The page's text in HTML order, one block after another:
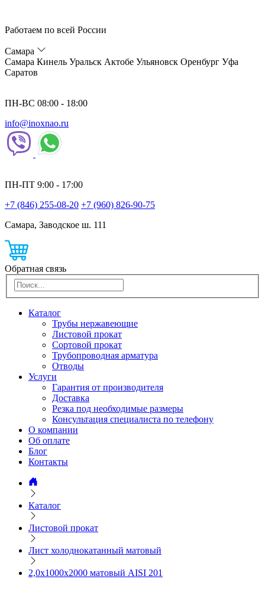
Работаем по всей России
Самара
Самара Кинель Уральск Актобе Ульяновск Оренбург Уфа
Саратов
ПН-ВС 08:00 - 18:00
info@inoxnao.ru
ПН-ПТ 9:00 - 17:00
+7 (846) 255-08-20 +7 (960) 826-90-75
Самара, Заводское ш. 111
Обратная связь
Каталог
Трубы нержавеющие
Листовой прокат
Сортовой прокат
Трубопроводная арматура
Отводы
Услуги
Гарантия от производителя
Доставка
Резка под необходимые размеры
Консультация специалиста по телефону
О компании
Об оплате
Блог
Контакты
Каталог
Листовой прокат
Лист холоднокатанный матовый
2,0х1000х2000 матовый AISI 201